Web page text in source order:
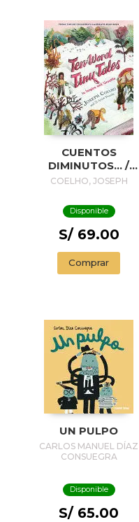
CUENTOS
DIMINUTOS... /
TINY STORIES...
COELHO, JOSEPH
Disponible
S/ 69.00
Comprar
UN PULPO
CARLOS MANUEL DÍAZ
CONSUEGRA
Disponible
S/ 65.00